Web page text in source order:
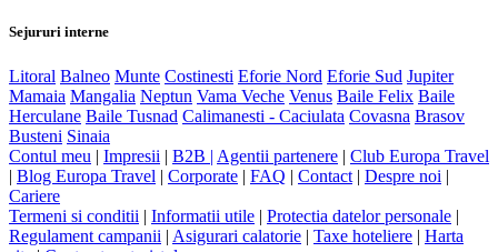
Sejururi interne
Litoral Balneo Munte Costinesti Eforie Nord Eforie Sud Jupiter
Mamaia Mangalia Neptun Vama Veche Venus Baile Felix Baile
Herculane Baile Tusnad Calimanesti - Caciulata Covasna Brasov
Busteni Sinaia
Contul meu | Impresii | B2B | Agentii partenere | Club Europa Travel
| Blog Europa Travel | Corporate | FAQ | Contact | Despre noi |
Cariere
Termeni si conditii | Informatii utile | Protectia datelor personale |
Regulament campanii | Asigurari calatorie | Taxe hoteliere | Harta